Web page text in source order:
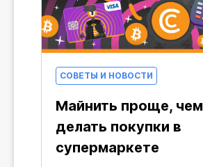
СОВЕТЫ И НОВОСТИ
Майнить проще, чем
делать покупки в
супермаркете